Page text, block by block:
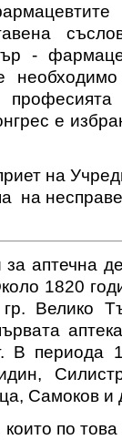
-
е
на
на
аптечна
1820
Велико
В периода
Самоков и
по